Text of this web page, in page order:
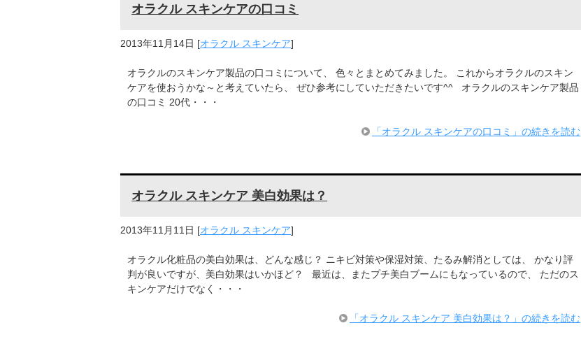
オラクル スキンケアの口コミ
2013年11月14日 [オラクル スキンケア]
オラクルのスキンケア製品の口コミについて、 色々とまとめてみました。 これからオラクルのスキン
ケアを使おうかな～と考えていたら、 ぜひ参考にしていただきたいです^^ オラクルのスキンケア製品
の口コミ 20代・・・
「オラクル スキンケアの口コミ」の続きを読む
オラクル スキンケア 美白効果は？
2013年11月11日 [オラクル スキンケア]
オラクル化粧品の美白効果は、どんな感じ？ ニキビ対策や保湿対策、たるみ解消としては、 かなり評
判が良いですが、美白効果はいかほど？ 最近は、またプチ美白ブームにもなっているので、 ただのス
キンケアだけでなく・・・
「オラクル スキンケア 美白効果は？」の続きを読む